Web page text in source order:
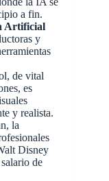
a fin.
Artificial
y
de vital
es
y realista.
la
Disney
de